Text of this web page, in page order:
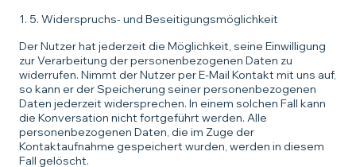
1. 5. Widerspruchs- und Beseitigungsmöglichkeit
Der Nutzer hat jederzeit die Möglichkeit, seine Einwilligung
zur Verarbeitung der personenbezogenen Daten zu
widerrufen. Nimmt der Nutzer per E-Mail Kontakt mit uns auf,
so kann er der Speicherung seiner personenbezogenen
Daten jederzeit widersprechen. In einem solchen Fall kann
die Konversation nicht fortgeführt werden. Alle
personenbezogenen Daten, die im Zuge der
Kontaktaufnahme gespeichert wurden, werden in diesem
Fall gelöscht.